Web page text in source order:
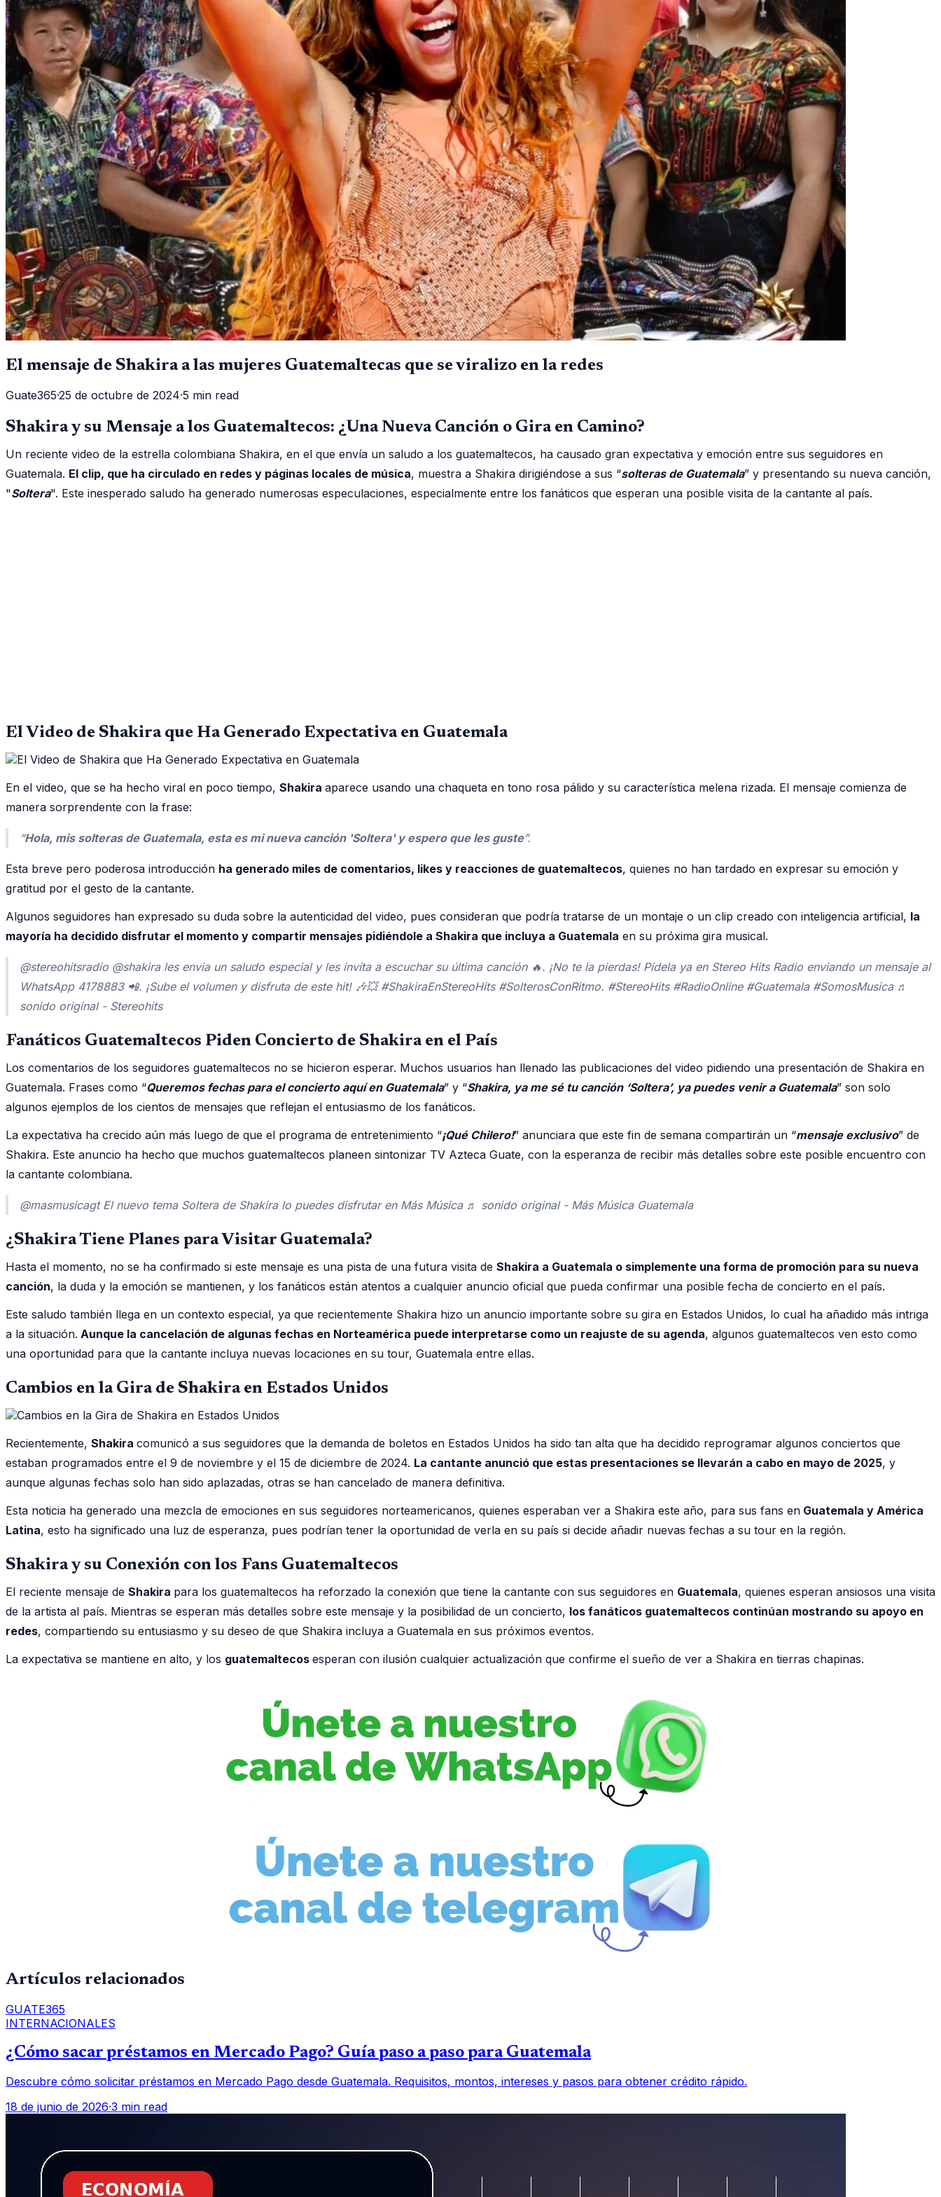
El mensaje de Shakira a las mujeres Guatemaltecas que se viralizo en la redes
Guate365·25 de octubre de 2024·5 min read
Shakira y su Mensaje a los Guatemaltecos: ¿Una Nueva Canción o Gira en Camino?
Un reciente video de la estrella colombiana Shakira, en el que envía un saludo a los guatemaltecos, ha causado gran expectativa y emoción entre sus seguidores en
Guatemala. El clip, que ha circulado en redes y páginas locales de música, muestra a Shakira dirigiéndose a sus “solteras de Guatemala” y presentando su nueva canción,
"Soltera". Este inesperado saludo ha generado numerosas especulaciones, especialmente entre los fanáticos que esperan una posible visita de la cantante al país.
El Video de Shakira que Ha Generado Expectativa en Guatemala
En el video, que se ha hecho viral en poco tiempo, Shakira aparece usando una chaqueta en tono rosa pálido y su característica melena rizada. El mensaje comienza de
manera sorprendente con la frase:
“Hola, mis solteras de Guatemala, esta es mi nueva canción 'Soltera' y espero que les guste”.
Esta breve pero poderosa introducción ha generado miles de comentarios, likes y reacciones de guatemaltecos, quienes no han tardado en expresar su emoción y
gratitud por el gesto de la cantante.
Algunos seguidores han expresado su duda sobre la autenticidad del video, pues consideran que podría tratarse de un montaje o un clip creado con inteligencia artificial, la
mayoría ha decidido disfrutar el momento y compartir mensajes pidiéndole a Shakira que incluya a Guatemala en su próxima gira musical.
@stereohitsradio @shakira les envia un saludo especial y les invita a escuchar su última canción 🔥. ¡No te la pierdas! Pídela ya en Stereo Hits Radio enviando un mensaje al
WhatsApp 4178883 📲. ¡Sube el volumen y disfruta de este hit! 🎶💥 #ShakiraEnStereoHits #SolterosConRitmo. #StereoHits #RadioOnline #Guatemala #SomosMusica ♬
sonido original - Stereohits
Fanáticos Guatemaltecos Piden Concierto de Shakira en el País
Los comentarios de los seguidores guatemaltecos no se hicieron esperar. Muchos usuarios han llenado las publicaciones del video pidiendo una presentación de Shakira en
Guatemala. Frases como “Queremos fechas para el concierto aquí en Guatemala” y “Shakira, ya me sé tu canción ‘Soltera’, ya puedes venir a Guatemala” son solo
algunos ejemplos de los cientos de mensajes que reflejan el entusiasmo de los fanáticos.
La expectativa ha crecido aún más luego de que el programa de entretenimiento “¡Qué Chilero!” anunciara que este fin de semana compartirán un “mensaje exclusivo” de
Shakira. Este anuncio ha hecho que muchos guatemaltecos planeen sintonizar TV Azteca Guate, con la esperanza de recibir más detalles sobre este posible encuentro con
la cantante colombiana.
@masmusicagt El nuevo tema Soltera de Shakira lo puedes disfrutar en Más Música ♬ sonido original - Más Música Guatemala
¿Shakira Tiene Planes para Visitar Guatemala?
Hasta el momento, no se ha confirmado si este mensaje es una pista de una futura visita de Shakira a Guatemala o simplemente una forma de promoción para su nueva
canción, la duda y la emoción se mantienen, y los fanáticos están atentos a cualquier anuncio oficial que pueda confirmar una posible fecha de concierto en el país.
Este saludo también llega en un contexto especial, ya que recientemente Shakira hizo un anuncio importante sobre su gira en Estados Unidos, lo cual ha añadido más intriga
a la situación. Aunque la cancelación de algunas fechas en Norteamérica puede interpretarse como un reajuste de su agenda, algunos guatemaltecos ven esto como
una oportunidad para que la cantante incluya nuevas locaciones en su tour, Guatemala entre ellas.
Cambios en la Gira de Shakira en Estados Unidos
Recientemente, Shakira comunicó a sus seguidores que la demanda de boletos en Estados Unidos ha sido tan alta que ha decidido reprogramar algunos conciertos que
estaban programados entre el 9 de noviembre y el 15 de diciembre de 2024. La cantante anunció que estas presentaciones se llevarán a cabo en mayo de 2025, y
aunque algunas fechas solo han sido aplazadas, otras se han cancelado de manera definitiva.
Esta noticia ha generado una mezcla de emociones en sus seguidores norteamericanos, quienes esperaban ver a Shakira este año, para sus fans en Guatemala y América
Latina, esto ha significado una luz de esperanza, pues podrían tener la oportunidad de verla en su país si decide añadir nuevas fechas a su tour en la región.
Shakira y su Conexión con los Fans Guatemaltecos
El reciente mensaje de Shakira para los guatemaltecos ha reforzado la conexión que tiene la cantante con sus seguidores en Guatemala, quienes esperan ansiosos una visita
de la artista al país. Mientras se esperan más detalles sobre este mensaje y la posibilidad de un concierto, los fanáticos guatemaltecos continúan mostrando su apoyo en
redes, compartiendo su entusiasmo y su deseo de que Shakira incluya a Guatemala en sus próximos eventos.
La expectativa se mantiene en alto, y los guatemaltecos esperan con ilusión cualquier actualización que confirme el sueño de ver a Shakira en tierras chapinas.
Artículos relacionados
GUATE365
INTERNACIONALES
¿Cómo sacar préstamos en Mercado Pago? Guía paso a paso para Guatemala
Descubre cómo solicitar préstamos en Mercado Pago desde Guatemala. Requisitos, montos, intereses y pasos para obtener crédito rápido.
18 de junio de 2026·3 min read